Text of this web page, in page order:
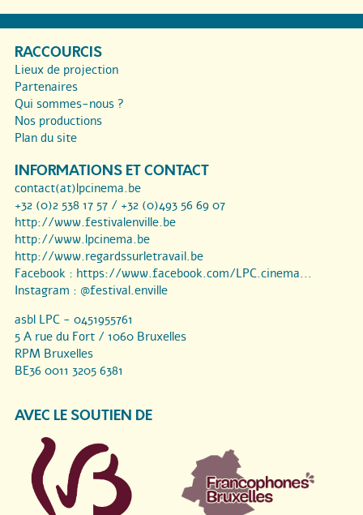
RACCOURCIS
Lieux de projection
Partenaires
Qui sommes-nous ?
Nos productions
Plan du site
INFORMATIONS ET CONTACT
contact(at)lpcinema.be
+32 (0)2 538 17 57 / +32 (0)493 56 69 07
http://www.festivalenville.be
http://www.lpcinema.be
http://www.regardssurletravail.be
Facebook : https://www.facebook.com/LPC.cinema...
Instagram : @festival.enville
asbl LPC - 0451955761
5 A rue du Fort / 1060 Bruxelles
RPM Bruxelles
BE36 0011 3205 6381
AVEC LE SOUTIEN DE